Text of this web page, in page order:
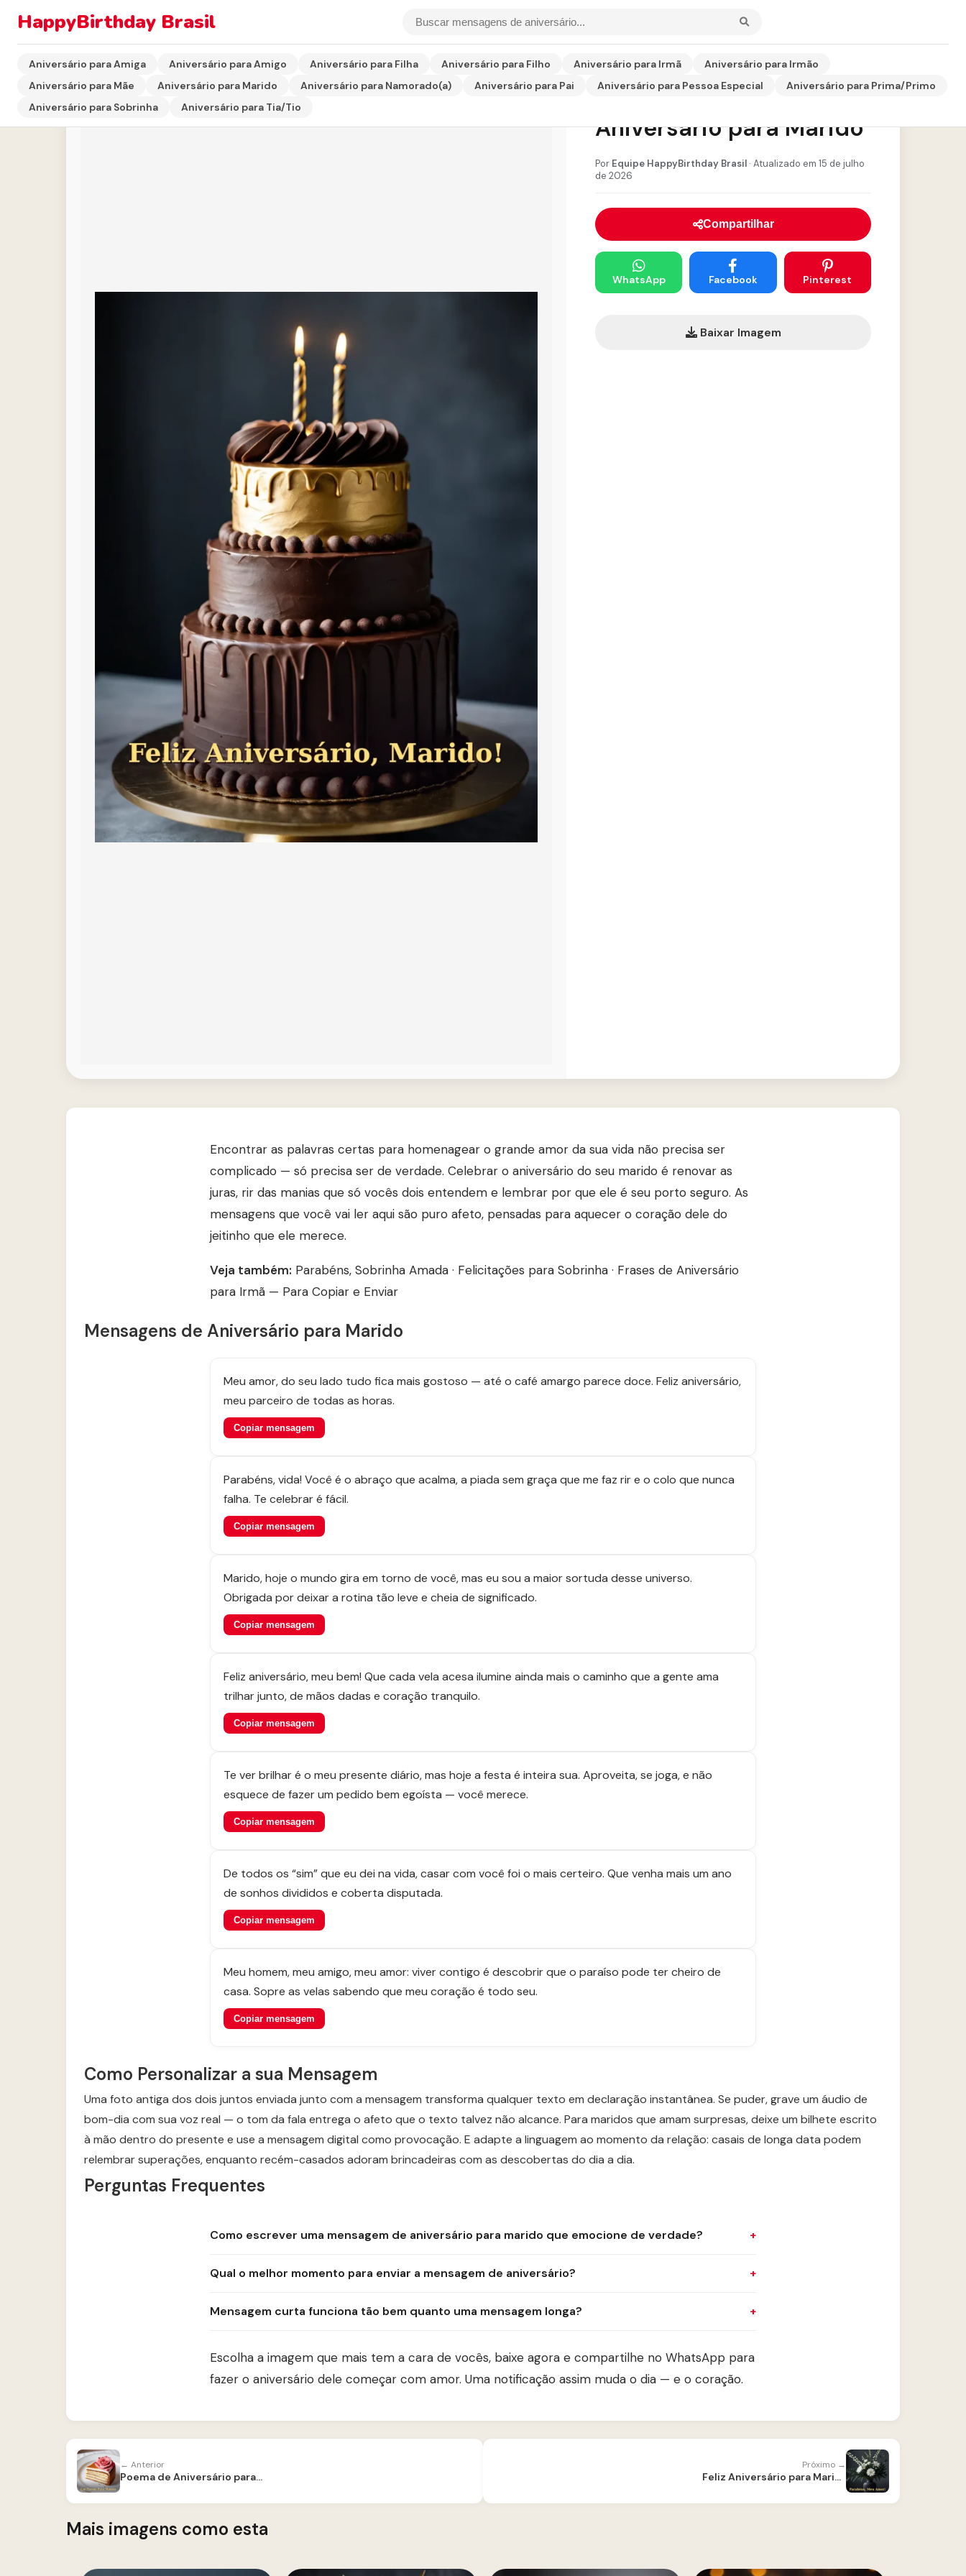
HappyBirthday Brasil
Aniversário para Amiga Aniversário para Amigo Aniversário para Filha Aniversário para Filho Aniversário para Irmã
Aniversário para Irmão
Aniversário para Mãe
Aniversário para Marido Aniversário para Namorado(a) Aniversário para Pai Aniversário para Pessoa Especial
Aniversário para Prima/Primo
Aniversário para Sobrinha
Aniversário para Tia/Tio
Mensagem de
Aniversário para Marido
Por Equipe HappyBirthday Brasil · Atualizado em 15 de julho
de 2026
Compartilhar
WhatsApp Facebook Pinterest
Baixar Imagem
Encontrar as palavras certas para homenagear o grande amor da sua vida não precisa ser
complicado — só precisa ser de verdade. Celebrar o aniversário do seu marido é renovar as
juras, rir das manias que só vocês dois entendem e lembrar por que ele é seu porto seguro. As
mensagens que você vai ler aqui são puro afeto, pensadas para aquecer o coração dele do
jeitinho que ele merece.
Veja também: Parabéns, Sobrinha Amada · Felicitações para Sobrinha · Frases de Aniversário
para Irmã — Para Copiar e Enviar
Mensagens de Aniversário para Marido
Meu amor, do seu lado tudo fica mais gostoso — até o café amargo parece doce. Feliz aniversário,
meu parceiro de todas as horas.
Copiar mensagem
Parabéns, vida! Você é o abraço que acalma, a piada sem graça que me faz rir e o colo que nunca
falha. Te celebrar é fácil.
Copiar mensagem
Marido, hoje o mundo gira em torno de você, mas eu sou a maior sortuda desse universo.
Obrigada por deixar a rotina tão leve e cheia de significado.
Copiar mensagem
Feliz aniversário, meu bem! Que cada vela acesa ilumine ainda mais o caminho que a gente ama
trilhar junto, de mãos dadas e coração tranquilo.
Copiar mensagem
Te ver brilhar é o meu presente diário, mas hoje a festa é inteira sua. Aproveita, se joga, e não
esquece de fazer um pedido bem egoísta — você merece.
Copiar mensagem
De todos os “sim” que eu dei na vida, casar com você foi o mais certeiro. Que venha mais um ano
de sonhos divididos e coberta disputada.
Copiar mensagem
Meu homem, meu amigo, meu amor: viver contigo é descobrir que o paraíso pode ter cheiro de
casa. Sopre as velas sabendo que meu coração é todo seu.
Copiar mensagem
Como Personalizar a sua Mensagem
Uma foto antiga dos dois juntos enviada junto com a mensagem transforma qualquer texto em declaração instantânea. Se puder, grave um áudio de
bom-dia com sua voz real — o tom da fala entrega o afeto que o texto talvez não alcance. Para maridos que amam surpresas, deixe um bilhete escrito
à mão dentro do presente e use a mensagem digital como provocação. E adapte a linguagem ao momento da relação: casais de longa data podem
relembrar superações, enquanto recém-casados adoram brincadeiras com as descobertas do dia a dia.
Perguntas Frequentes
Como escrever uma mensagem de aniversário para marido que emocione de verdade?
Qual o melhor momento para enviar a mensagem de aniversário?
Mensagem curta funciona tão bem quanto uma mensagem longa?
Escolha a imagem que mais tem a cara de vocês, baixe agora e compartilhe no WhatsApp para
fazer o aniversário dele começar com amor. Uma notificação assim muda o dia — e o coração.
← Anterior
Poema de Aniversário para Mãe
Próximo →
Feliz Aniversário para Marido
Mais imagens como esta